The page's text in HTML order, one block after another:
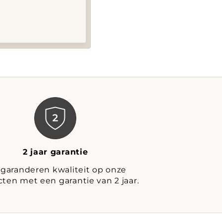
2 jaar garantie
kwaliteit op onze
met een garantie van 2 jaar.